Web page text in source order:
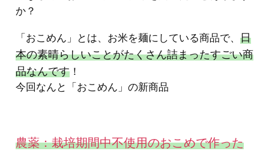
か？
「おこめん」とは、お米を麺にしている商品で、 日
本の素晴らしいことがたくさん詰まったすごい商
品なんです ！
今回なんと「おこめん」の新商品
農薬：栽培期間中不使用のおこめで作った